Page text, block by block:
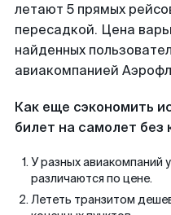
летают 5 прямых
пересадкой. Цена
найденных
авиакомпанией
Как еще сэкономить
билет на самолет без
У разных авиакомпаний
различаются по цене.
Лететь транзитом